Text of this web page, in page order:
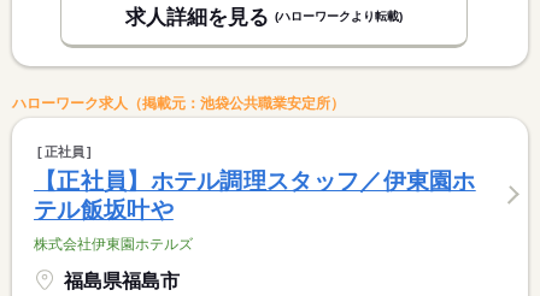
求人詳細を見る (ハローワークより転載)
ハローワーク求人（掲載元：池袋公共職業安定所）
正社員
【正社員】ホテル調理スタッフ／伊東園ホ
テル飯坂叶や
株式会社伊東園ホテルズ
福島県福島市